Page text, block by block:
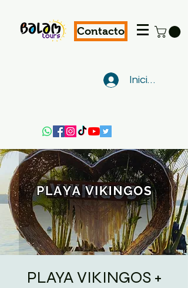
Contacto
Iniciar sesión
PLAYA VIKINGOS +